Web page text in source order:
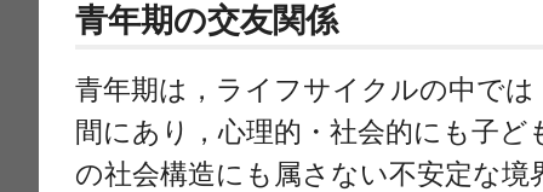
青年期の交友関係
青年期は，ライフサイクルの中で
間にあり，心理的・社会的にも子
の社会構造にも属さない不安定な境